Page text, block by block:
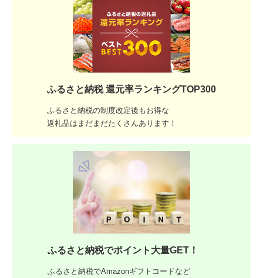
ふるさと納税 還元率ランキングTOP300
ふるさと納税の制度改定後もお得な
返礼品はまだまだたくさんあります！
ふるさと納税でポイント大量GET！
ふるさと納税でAmazonギフトコードなど